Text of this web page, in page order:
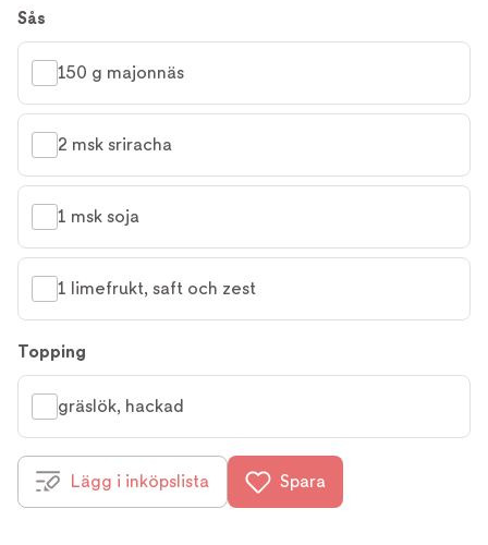
Sås
150 g majonnäs
2 msk sriracha
1 msk soja
1 limefrukt, saft och zest
Topping
gräslök, hackad
Lägg i inköpslista Spara